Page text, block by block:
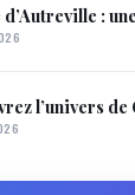
:
l’univers